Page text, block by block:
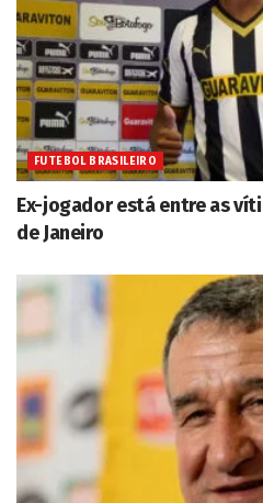
FUTEBOL BRASILEIRO
Ex-jogador está entre as
de Janeiro